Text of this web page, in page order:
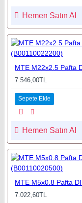
Hemen Satın Al
7.546,00TL
Sepete Ekle
Hemen Satın Al
7.022,60TL